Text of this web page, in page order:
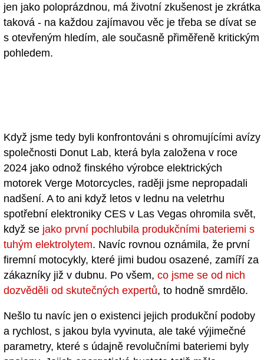
jen jako poloprázdnou, má životní zkušenost je zkrátka
taková - na každou zajímavou věc je třeba se dívat se
s otevřeným hledím, ale současně přiměřeně kritickým
pohledem.
Když jsme tedy byli konfrontováni s ohromujícími avízy
společnosti Donut Lab, která byla založena v roce
2024 jako odnož finského výrobce elektrických
motorek Verge Motorcycles, raději jsme nepropadali
nadšení. A to ani když letos v lednu na veletrhu
spotřební elektroniky CES v Las Vegas ohromila svět,
když se jako první pochlubila produkčními bateriemi s
tuhým elektrolytem. Navíc rovnou oznámila, že první
firemní motocykly, které jimi budou osazené, zamíří za
zákazníky již v dubnu. Po všem, co jsme se od nich
dozvěděli od skutečných expertů, to hodně smrdělo.
Nešlo tu navíc jen o existenci jejich produkční podoby
a rychlost, s jakou byla vyvinuta, ale také výjimečné
parametry, které s údajně revolučními bateriemi byly